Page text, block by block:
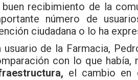
buen recibimiento de la
número de
ciudadana o lo ha
usuario de la Farmacia,
con lo que
el cambio en